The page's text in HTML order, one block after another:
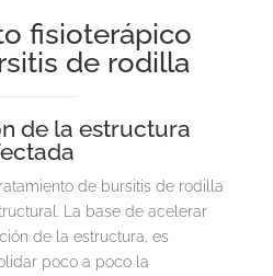
fisioterápico
de rodilla
de la estructura
de bursitis de rodilla
La base de acelerar
de la estructura, es
poco a poco la